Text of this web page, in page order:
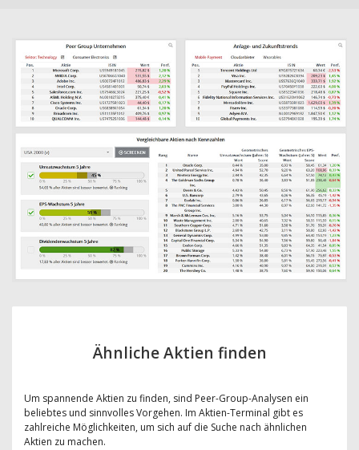
Ähnliche Aktien finden
Um spannende Aktien zu finden, sind Peer-Group-Analysen ein
beliebtes und sinnvolles Vorgehen. Im Aktien-Terminal gibt es
zahlreiche Möglichkeiten, um sich auf die Suche nach ähnlichen
Aktien zu machen.